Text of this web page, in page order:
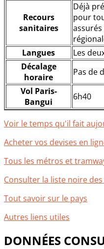
Recours
sanitaires
Déjà
pour
Langues
Les
Décalage
horaire
Pas de
Vol Paris-
Bangui
6h40
Voir le temps qu'il fait
Acheter vos devises en
Tous les métros et
Consulter la liste noire
Tout savoir sur le pays
Autres liens utiles
DONNÉES